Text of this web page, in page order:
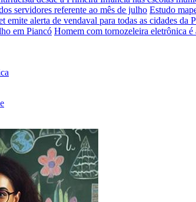
servidores referente ao mês de julho Estudo
emite alerta de vendaval para todas as cidades da
em Piancó Homem com tornozeleira eletrônica é